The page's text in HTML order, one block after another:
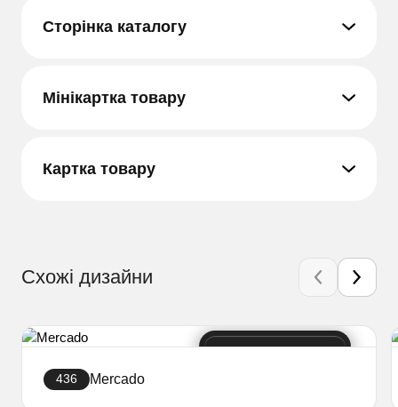
Сторінка каталогу
Мінікартка товару
Картка товару
Схожі дизайни
436 Mercado